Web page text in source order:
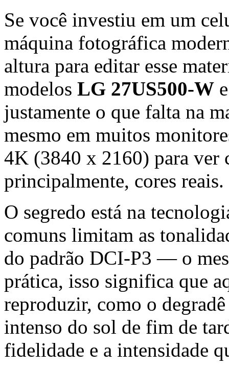
Se você investiu em um
máquina fotográfica
altura para editar esse
modelos LG 27US500-W
justamente o que falta na
mesmo em muitos
4K (3840 x 2160) para ver
principalmente, cores reais.
O segredo está na
comuns limitam as
do padrão DCI-P3 — o
prática, isso significa que
reproduzir, como o
intenso do sol de fim de
fidelidade e a intensidade